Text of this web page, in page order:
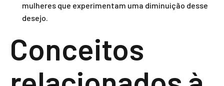
mulheres que experimentam uma diminuição desse
desejo.
Conceitos